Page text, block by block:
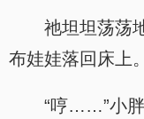
祂坦坦荡荡
布娃娃落回床上。
“哼……”小